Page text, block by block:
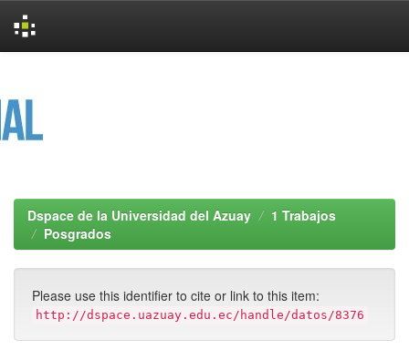
Dspace de la Universidad del Azuay
1 Trabajos
Posgrados
Please use this identifier to cite or link to this item:
http://dspace.uazuay.edu.ec/handle/datos/8376